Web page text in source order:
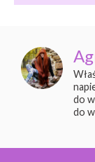
do
do